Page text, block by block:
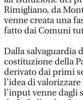
Rimigliano, da
venne creata una
fatto dai Comuni
Dalla salvaguardia
costituzione della
derivato dai primi
l’idea di
l’input venne dagli